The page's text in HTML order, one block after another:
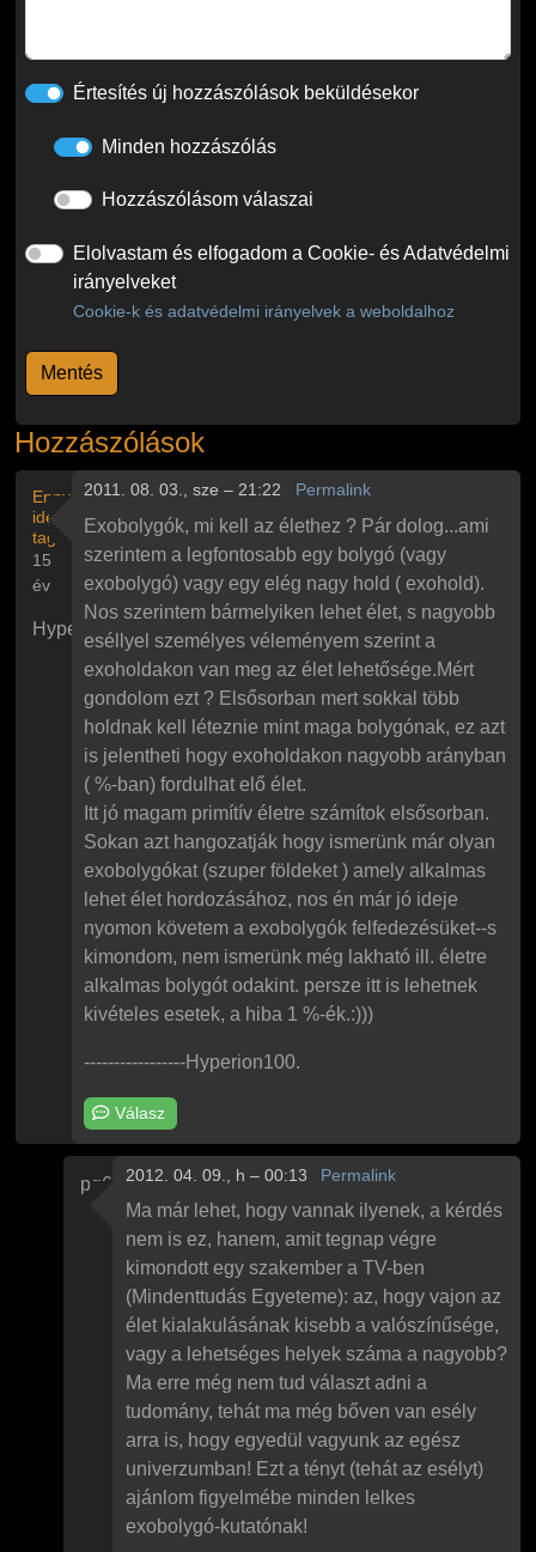
Értesítés új hozzászólások beküldésekor
Minden hozzászólás
Hozzászólásom válaszai
Elolvastam és elfogadom a Cookie- és Adatvédelmi
irányelveket
Cookie-k és adatvédelmi irányelvek a weboldalhoz
Hozzászólások
Ennyi
ideje
tag
15
év
Hyperion100
2011. 08. 03., sze – 21:22 Permalink
Exobolygók, mi kell az élethez ? Pár dolog...ami
szerintem a legfontosabb egy bolygó (vagy
exobolygó) vagy egy elég nagy hold ( exohold).
Nos szerintem bármelyiken lehet élet, s nagyobb
eséllyel személyes véleményem szerint a
exoholdakon van meg az élet lehetősége.Mért
gondolom ezt ? Elsősorban mert sokkal több
holdnak kell léteznie mint maga bolygónak, ez azt
is jelentheti hogy exoholdakon nagyobb arányban
( %-ban) fordulhat elő élet.
Itt jó magam primítív életre számítok elsősorban.
Sokan azt hangozatják hogy ismerünk már olyan
exobolygókat (szuper földeket ) amely alkalmas
lehet élet hordozásához, nos én már jó ideje
nyomon követem a exobolygók felfedezésüket--s
kimondom, nem ismerünk még lakható ill. életre
alkalmas bolygót odakint. persze itt is lehetnek
kivételes esetek, a hiba 1 %-ék.:)))
-----------------Hyperion100.
Válasz
pg6830
VálaszHyperion100 Élet márpedig Van !!!!!!üzenetére
2012. 04. 09., h – 00:13 Permalink
Ma már lehet, hogy vannak ilyenek, a kérdés
nem is ez, hanem, amit tegnap végre
kimondott egy szakember a TV-ben
(Mindenttudás Egyeteme): az, hogy vajon az
élet kialakulásának kisebb a valószínűsége,
vagy a lehetséges helyek száma a nagyobb?
Ma erre még nem tud választ adni a
tudomány, tehát ma még bőven van esély
arra is, hogy egyedül vagyunk az egész
univerzumban! Ezt a tényt (tehát az esélyt)
ajánlom figyelmébe minden lelkes
exobolygó-kutatónak!